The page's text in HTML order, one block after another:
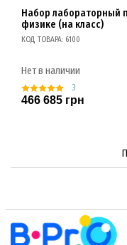
Набор лабораторный
физике (на класс)
КОД ТОВАРА: 6100
Нет в наличии
3
466 685 грн